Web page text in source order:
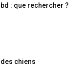
: que rechercher ?
des chiens